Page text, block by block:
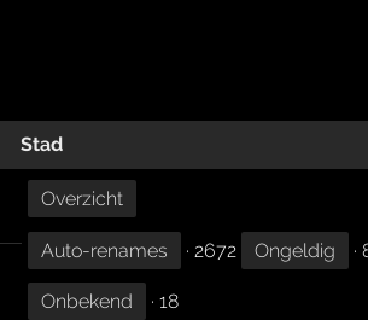
Stad
Overzicht
Auto-renames · 2672 Ongeldig ·
Onbekend · 18